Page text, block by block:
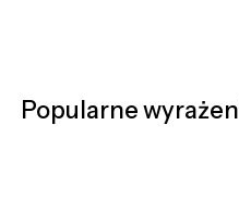
Popularne